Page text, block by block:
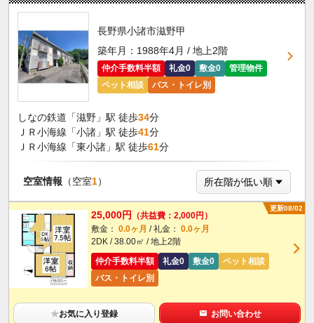
長野県小諸市滋野甲
築年月：1988年4月 / 地上2階
仲介手数料半額 礼金0 敷金0
管理物件
ペット相談
バス・トイレ別
しなの鉄道「滋野」駅 徒歩34分
ＪＲ小海線「小諸」駅 徒歩41分
ＪＲ小海線「東小諸」駅 徒歩61分
空室情報 （空室1）
更新08/02
25,000円
（共益費：2,000円）
敷金： 0.0ヶ月 / 礼金： 0.0ヶ月
2DK / 38.00㎡ / 地上2階
仲介手数料半額
礼金0 敷金0
ペット相談
バス・トイレ別
★お気に入り登録 お問い合わせ